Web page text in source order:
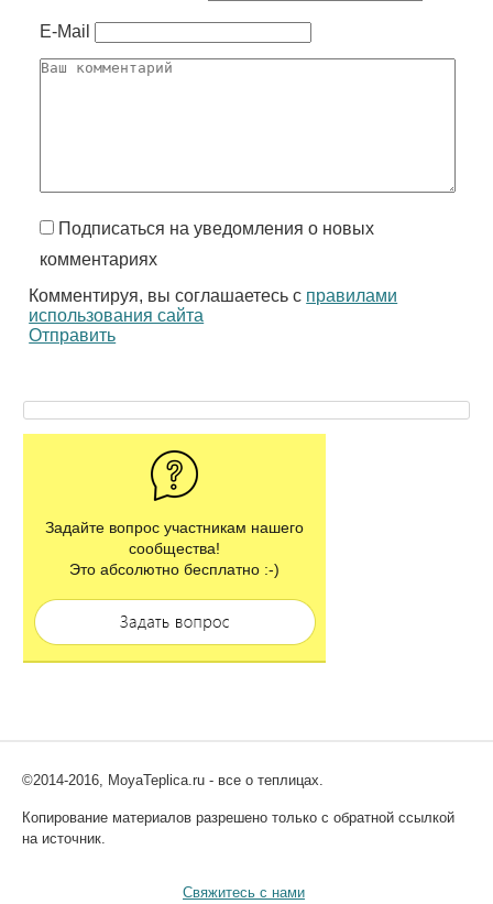
E-Mail
Подписаться на уведомления о новых
комментариях
Комментируя, вы соглашаетесь с правилами
использования сайта
Отправить
Задайте вопрос участникам нашего
сообщества!
Это абсолютно бесплатно :-)
©2014-2016, MoyaTeplica.ru - все о теплицах.
Копирование материалов разрешено только с обратной ссылкой
на источник.
Свяжитесь с нами